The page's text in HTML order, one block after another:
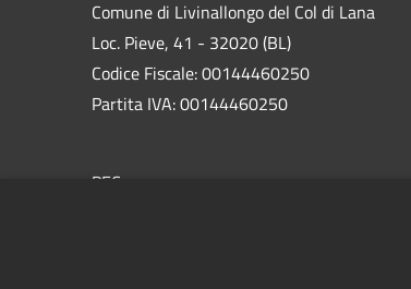
Comune di Livinallongo del Col di Lana
Loc. Pieve, 41 - 32020 (BL)
Codice Fiscale: 00144460250
Partita IVA: 00144460250
PEC: